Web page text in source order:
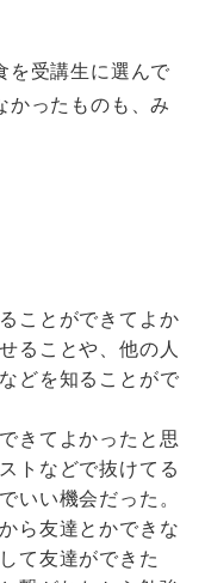
を受講生に選んで
かったものも、み
ことができてよか
ることや、他の人
どを知ることがで
きてよかったと思
トなどで抜けてる
いい機会だった。
ら友達とかできな
て友達ができた